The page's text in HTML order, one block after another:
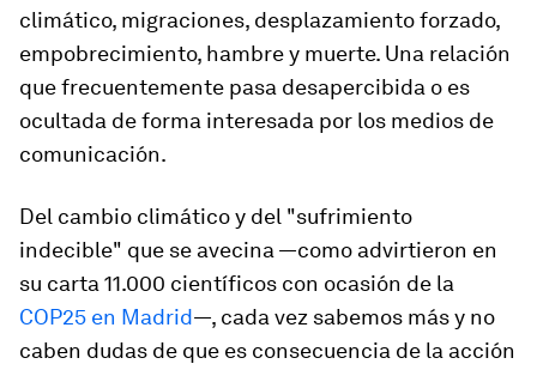
climático, migraciones, desplazamiento forzado,
empobrecimiento, hambre y muerte. Una relación
que frecuentemente pasa desapercibida o es
ocultada de forma interesada por los medios de
comunicación.
Del cambio climático y del "sufrimiento
indecible" que se avecina —como advirtieron en
su carta 11.000 científicos con ocasión de la
COP25 en Madrid—, cada vez sabemos más y no
caben dudas de que es consecuencia de la acción